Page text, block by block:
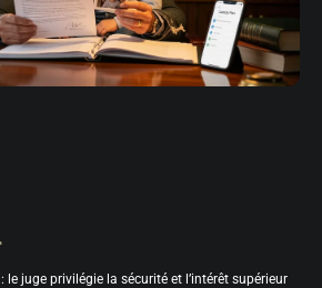
: le juge privilégie la sécurité et l’intérêt supérieur